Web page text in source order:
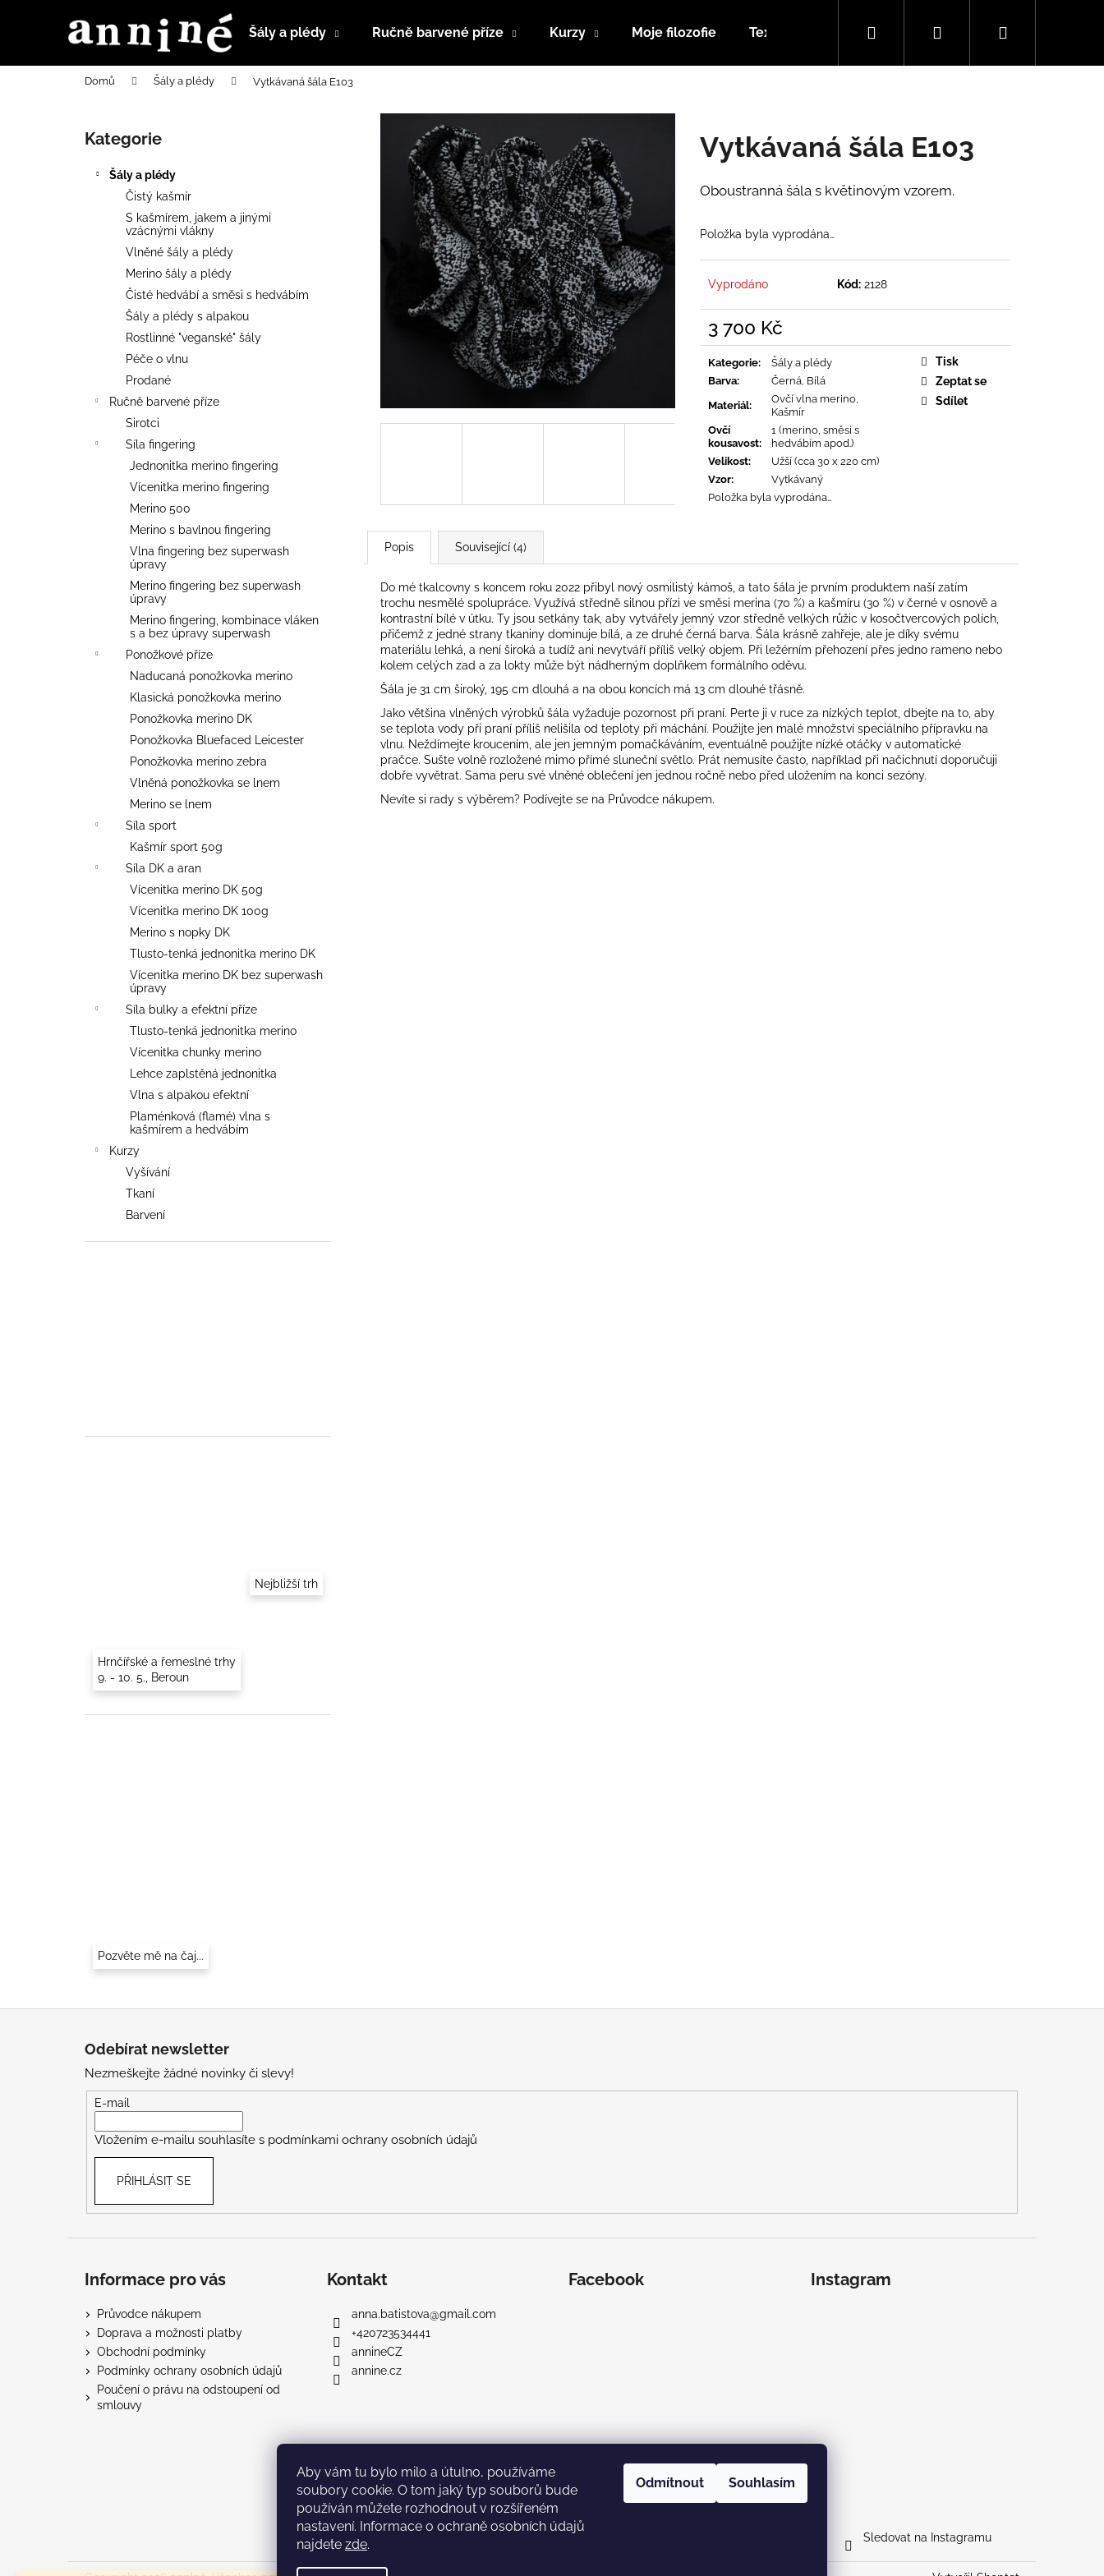
Aby vám tu bylo milo a útulno, používáme
soubory cookie. O tom jaký typ souborů bude
používán můžete rozhodnout v rozšířeném
nastavení. Informace o ochraně osobních údajů
najdete zde.
Odmítnout Souhlasím
Šály a plédy Ručně barvené příze Kurzy Moje filozofie Textilní garáž (návody) Kamenné prodejny
Hledat PřihlášeníNákupní
Domů Šály a plédy Vytkávaná šála E103
Přeskočit
kategorie
Kategorie
Šály a plédy
Čistý kašmír
S kašmírem, jakem a jinými
vzácnými vlákny
Vlněné šály a plédy
Merino šály a plédy
Čisté hedvábí a směsi s hedvábím
Šály a plédy s alpakou
Rostlinné "veganské" šály
Péče o vlnu
Prodané
Ručně barvené příze
Sirotci
Síla fingering
Jednonitka merino fingering
Vícenitka merino fingering
Merino 500
Merino s bavlnou fingering
Vlna fingering bez superwash
úpravy
Merino fingering bez superwash
úpravy
Merino fingering, kombinace vláken
s a bez úpravy superwash
Ponožkové příze
Naducaná ponožkovka merino
Klasická ponožkovka merino
Ponožkovka merino DK
Ponožkovka Bluefaced Leicester
Ponožkovka merino zebra
Vlněná ponožkovka se lnem
Merino se lnem
Síla sport
Kašmír sport 50g
Síla DK a aran
Vícenitka merino DK 50g
Vícenitka merino DK 100g
Merino s nopky DK
Tlusto-tenká jednonitka merino DK
Vícenitka merino DK bez superwash
úpravy
Síla bulky a efektní příze
Tlusto-tenká jednonitka merino
Vícenitka chunky merino
Lehce zaplstěná jednonitka
Vlna s alpakou efektní
Plaménková (flamé) vlna s
kašmírem a hedvábím
Kurzy
Vyšívání
Tkaní
Barvení
Hrnčířské a řemeslné trhy
9. - 10. 5., Beroun
Nejbližší trh
Pozvěte mě na čaj...
Vytkávaná šála E103
Oboustranná šála s květinovým vzorem.
Položka byla vyprodána…
Vyprodáno Kód: 2128
3 700 Kč
Měrná
cena:
Kategorie:
Šály a plédy
Barva:
Černá, Bílá
Materiál:
Ovčí vlna merino,
Kašmír
Ovčí
kousavost:
1 (merino, směsi s
hedvábím apod.)
Velikost:
Užší (cca 30 x 220 cm)
Vzor:
Vytkávaný
Položka byla vyprodána…
Tisk
Zeptat se
Sdílet
Popis Související (4)
Do mé tkalcovny s koncem roku 2022 přibyl nový osmilistý kámoš, a tato šála je prvním produktem naší zatím
trochu nesmělé spolupráce. Využívá středně silnou přízi ve směsi merina (70 %) a kašmíru (30 %) v černé v osnově a
kontrastní bílé v útku. Ty jsou setkány tak, aby vytvářely jemný vzor středně velkých růžic v kosočtvercových polích,
přičemž z jedné strany tkaniny dominuje bílá, a ze druhé černá barva. Šála krásně zahřeje, ale je díky svému
materiálu lehká, a není široká a tudíž ani nevytváří příliš velký objem. Při ležérním přehození přes jedno rameno nebo
kolem celých zad a za lokty může být nádherným doplňkem formálního oděvu.
Šála je 31 cm široký, 195 cm dlouhá a na obou koncích má 13 cm dlouhé třásně.
Jako většina vlněných výrobků šála vyžaduje pozornost při praní. Perte ji v ruce za nízkých teplot, dbejte na to, aby
se teplota vody při praní příliš nelišila od teploty při máchání. Použijte jen malé množství speciálního přípravku na
vlnu. Neždímejte kroucením, ale jen jemným pomačkáváním, eventuálně použijte nízké otáčky v automatické
pračce. Sušte volně rozložené mimo přímé sluneční světlo. Prát nemusíte často, například při načichnutí doporučuji
dobře vyvětrat. Sama peru své vlněné oblečení jen jednou ročně nebo před uložením na konci sezóny.
Nevíte si rady s výběrem? Podívejte se na Průvodce nákupem.
í
Zpět
do
Zpět
do
HLEDAT
Doporučujeme
Odebírat newsletter
Nezmeškejte žádné novinky či slevy!
E-mail
Vložením e-mailu souhlasíte s podmínkami ochrany osobních údajů
PŘIHLÁSIT SE
Informace pro vás
Průvodce nákupem
Doprava a možnosti platby
Obchodní podmínky
Podmínky ochrany osobních údajů
Poučení o právu na odstoupení od
smlouvy
Kontakt
anna.batistova@gmail.com
+420723534441
annineCZ
annine.cz
Facebook Instagram
Sledovat na Instagramu